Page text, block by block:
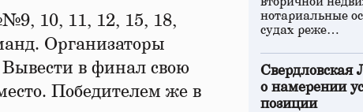
10, 11, 12, 15, 18,
Организаторы
Вывести в финал свою
Победителем же в
нотариальные
судах реже…
о намерении
позиции